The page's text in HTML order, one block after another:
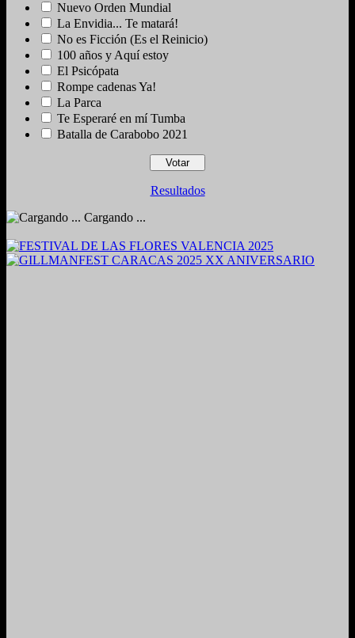
Nuevo Orden Mundial
La Envidia... Te matará!
No es Ficción (Es el Reinicio)
100 años y Aquí estoy
El Psicópata
Rompe cadenas Ya!
La Parca
Te Esperaré en mí Tumba
Batalla de Carabobo 2021
Resultados
Cargando ...